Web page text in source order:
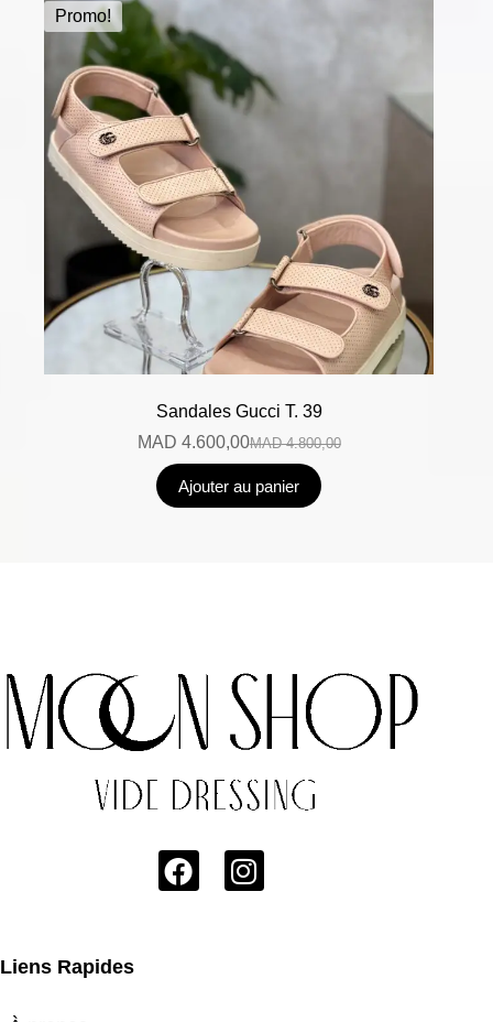
Promo!
Sandales Gucci T. 39
MAD4.800,00
MAD 4.600,00
Ajouter au panier
Liens Rapides